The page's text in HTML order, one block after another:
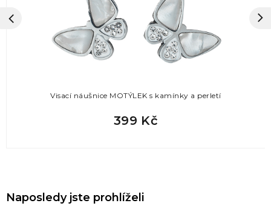
Visací náušnice MOTÝLEK s kamínky a perletí
399 Kč
Naposledy jste prohlíželi